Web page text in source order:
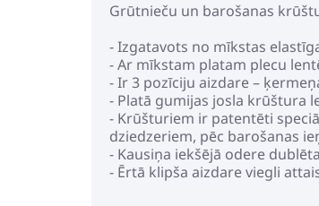
Grūtnieču un barošanas
- Izgatavots no mīkstas
- Ar mīkstam platam plecu
- Ir 3 pozīciju aizdare –
- Platā gumijas josla krūštura
- Krūšturiem ir patentēti
dziedzeriem, pēc barošanas
- Kausiņa iekšējā odere
- Ērtā klipša aizdare viegli